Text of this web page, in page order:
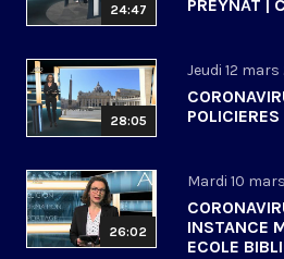
24:47
PREYNAT |
28:05
Jeudi 12
26:02
Mardi 10
INSTANCE
ECOLE